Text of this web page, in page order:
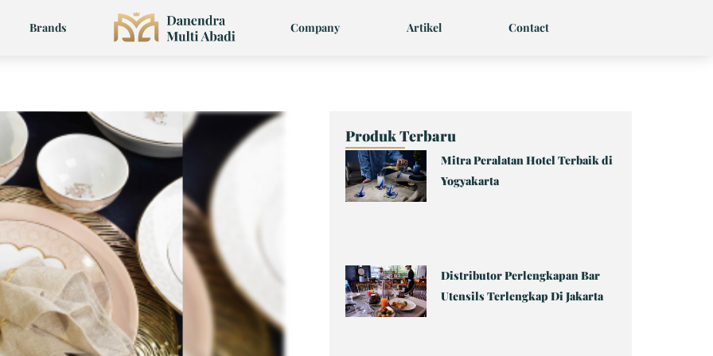
Brands Company Artikel Contact
Produk Terbaru
Mitra Peralatan Hotel Terbaik di
Yogyakarta
Distributor Perlengkapan Bar
Utensils Terlengkap Di Jakarta
PagePagePagePagePage